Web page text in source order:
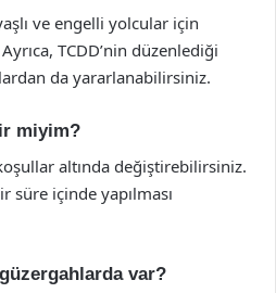
ve engelli yolcular için
TCDD’nin düzenlediği
da yararlanabilirsiniz.
miyim?
altında değiştirebilirsiniz.
içinde yapılması
var?